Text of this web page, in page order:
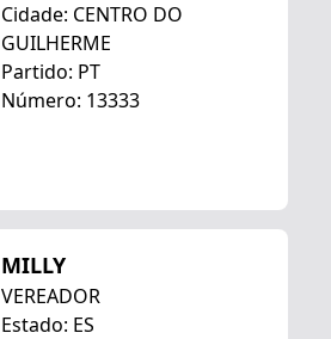
Cidade: CENTRO DO
GUILHERME
Partido: PT
Número: 13333
MILLY
VEREADOR
Estado: ES